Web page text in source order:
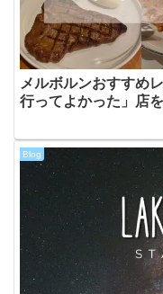
メルボルンおすすめ
行ってよかった」店
Blog